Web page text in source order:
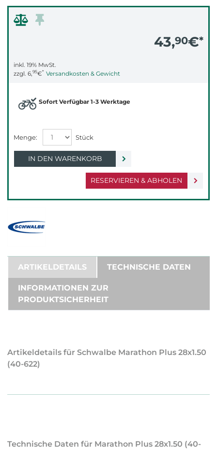
43,90€*
inkl. 19% MwSt.
zzgl. 6,95€* Versandkosten & Gewicht
RESERVIEREN & ABHOLEN
Sofort Verfügbar 1-3 Werktage
IN DEN WARENKORB
ARTIKELDETAILS TECHNISCHE DATEN
INFORMATIONEN ZUR
PRODUKTSICHERHEIT
Artikeldetails für Schwalbe Marathon Plus 28x1.50
(40-622)
Technische Daten für Marathon Plus 28x1.50 (40-